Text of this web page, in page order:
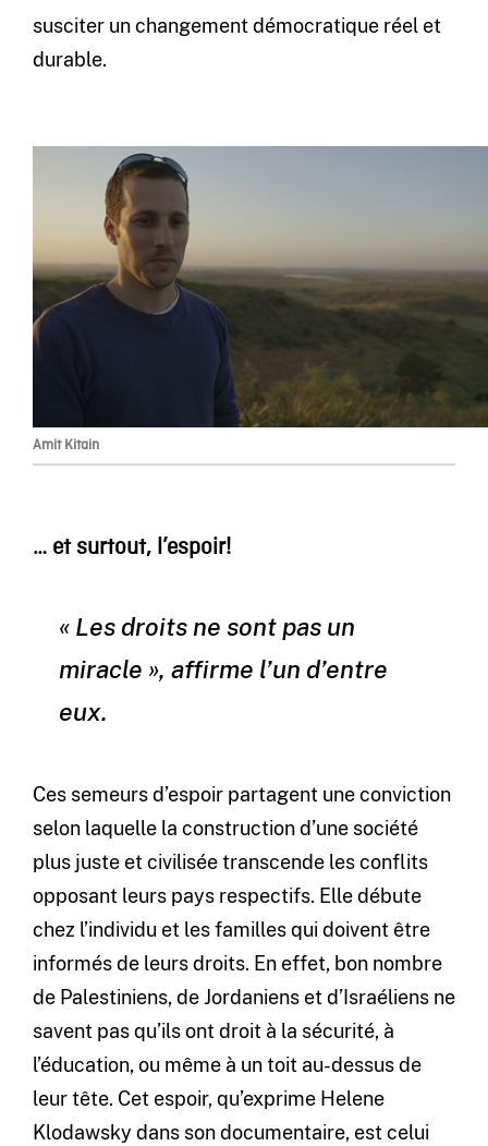
susciter un changement démocratique réel et
durable.
Amit Kitain
… et surtout, l’espoir!
« Les droits ne sont pas un
miracle », affirme l’un d’entre
eux.
Ces semeurs d’espoir partagent une conviction
selon laquelle la construction d’une société
plus juste et civilisée transcende les conflits
opposant leurs pays respectifs. Elle débute
chez l’individu et les familles qui doivent être
informés de leurs droits. En effet, bon nombre
de Palestiniens, de Jordaniens et d’Israéliens ne
savent pas qu’ils ont droit à la sécurité, à
l’éducation, ou même à un toit au-dessus de
leur tête. Cet espoir, qu’exprime Helene
Klodawsky dans son documentaire, est celui